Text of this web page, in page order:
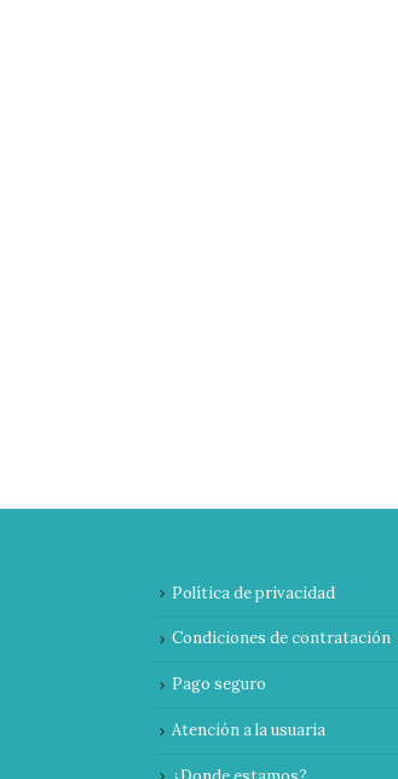
Política de privacidad
Condiciones de contratación
Pago seguro
Atención a la usuaria